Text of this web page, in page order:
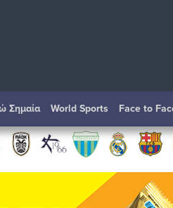
Σημαία World Sports Face to